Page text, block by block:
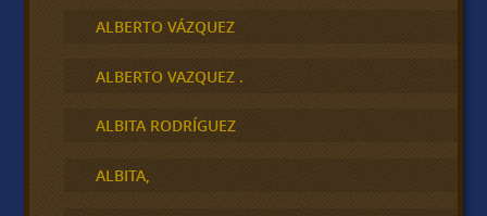
ALBERTO VÁZQUEZ
ALBERTO VAZQUEZ .
ALBITA RODRÍGUEZ
ALBITA,